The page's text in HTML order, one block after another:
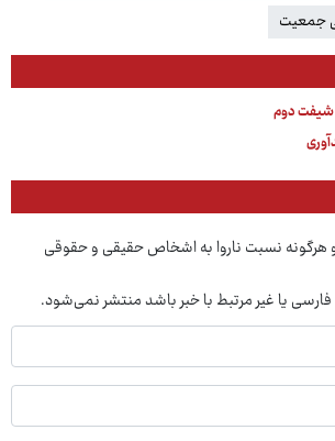
جمعیت
شیفت دوم
هرگونه نسبت ناروا به اشخاص حقیقی و حقوقی
فارسی یا غیر مرتبط با خبر باشد منتشر نمی‌شود.